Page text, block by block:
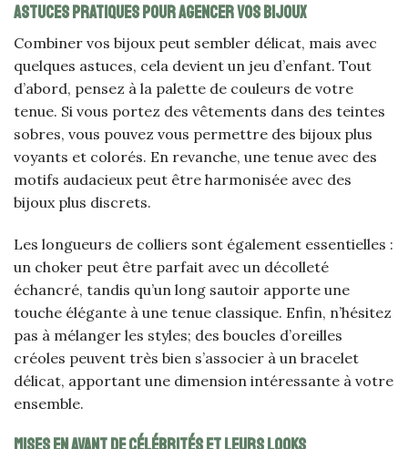
Astuces pratiques pour agencer vos bijoux
Combiner vos bijoux peut sembler délicat, mais avec
quelques astuces, cela devient un jeu d’enfant. Tout
d’abord, pensez à la palette de couleurs de votre
tenue. Si vous portez des vêtements dans des teintes
sobres, vous pouvez vous permettre des bijoux plus
voyants et colorés. En revanche, une tenue avec des
motifs audacieux peut être harmonisée avec des
bijoux plus discrets.
Les longueurs de colliers sont également essentielles :
un choker peut être parfait avec un décolleté
échancré, tandis qu’un long sautoir apporte une
touche élégante à une tenue classique. Enfin, n’hésitez
pas à mélanger les styles; des boucles d’oreilles
créoles peuvent très bien s’associer à un bracelet
délicat, apportant une dimension intéressante à votre
ensemble.